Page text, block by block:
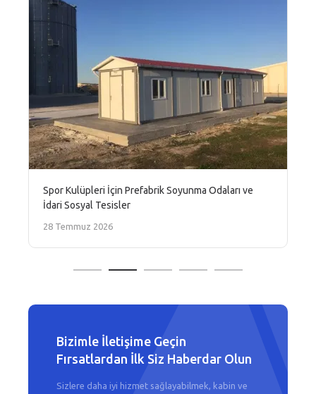
Spor Kulüpleri İçin Prefabrik Soyunma Odaları ve
İdari Sosyal Tesisler
28 Temmuz 2026
Bizimle İletişime Geçin
Fırsatlardan İlk Siz Haberdar Olun
Sizlere daha iyi hizmet sağlayabilmek, kabin ve